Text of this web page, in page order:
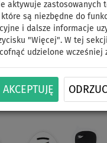
aktywuje zastosowanych
są niezbędne do
i dalsze informacje
"Więcej". W tej
udzielone wcześniej
AKCEPTUJĘ
-
SUPER
WIOSŁO W
OPCJA